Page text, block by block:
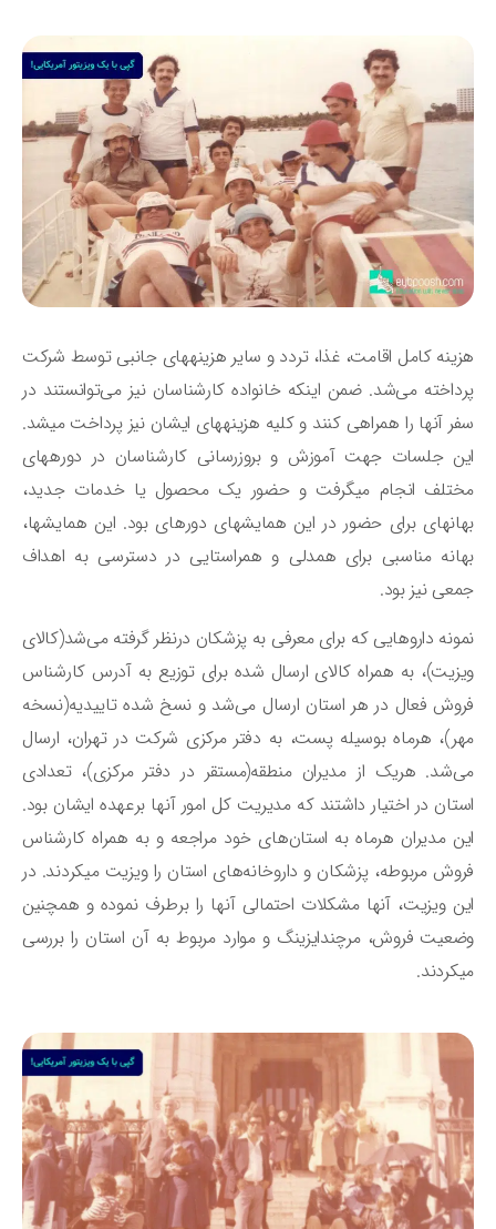
هزینه کامل اقامت، غذا، تردد و سایر هزینه‎های جانبی توسط شرکت
می‌شد. ضمن اینکه خانواده کارشناسان نیز می‌توانستند در
سفر آنها را همراهی کنند و کلیه هزینه‎های ایشان نیز پرداخت می‎شد.
این جلسات جهت آموزش و بروزرسانی کارشناسان در دوره‎های
مختلف انجام می‎گرفت و حضور یک محصول یا خدمات جدید،
بهانه‎ای برای حضور در این همایش‎های دوره‎ای بود. این همایش‎ها،
مناسبی برای همدلی و همراستایی در دسترسی به اهداف
نیز بود.
داروهایی که برای معرفی به پزشکان درنظر گرفته می‌شد(کالای
به همراه کالای ارسال شده برای توزیع به آدرس کارشناس
فعال در هر استان ارسال می‌شد و نسخ شده تاییدیه(نسخه
هرماه بوسیله پست، به دفتر مرکزی شرکت در تهران، ارسال
هریک از مدیران منطقه(مستقر در دفتر مرکزی)، تعدادی
در اختیار داشتند که مدیریت کل امور آنها برعهده ایشان بود.
مدیران هرماه به استان‌های خود مراجعه و به همراه کارشناس
مربوطه، پزشکان و داروخانه‌های استان را ویزیت میکردند. در
ویزیت، آنها مشکلات احتمالی آنها را برطرف نموده و همچنین
فروش، مرچندایزینگ و موارد مربوط به آن استان را بررسی